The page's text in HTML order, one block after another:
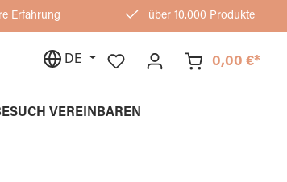
Erfahrung über 10.000 Produkte
DE 0,00 €*
VEREINBAREN